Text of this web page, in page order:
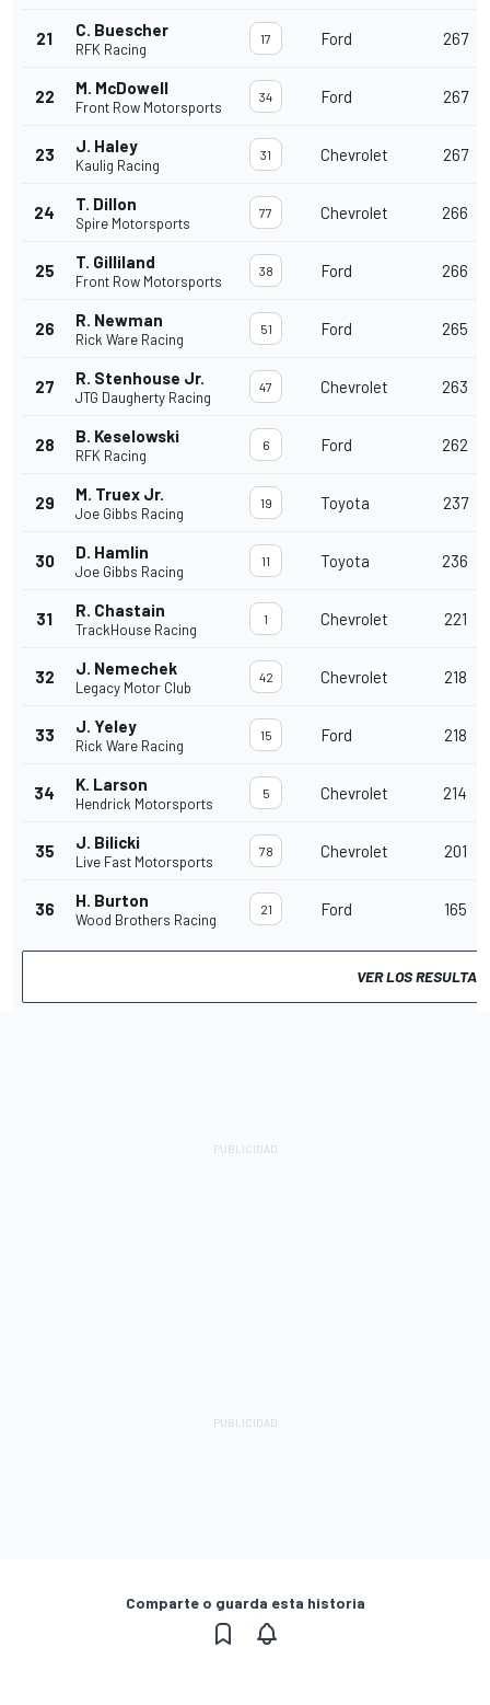
21 C. Buescher
RFK Racing
17 Ford 267
22 M. McDowell
Front Row Motorsports
34 Ford 267
23 J. Haley
Kaulig Racing
31 Chevrolet 267
24 T. Dillon
Spire Motorsports
77 Chevrolet 266
25 T. Gilliland
Front Row Motorsports
38 Ford 266
26 R. Newman
Rick Ware Racing
51 Ford 265
27 R. Stenhouse Jr.
JTG Daugherty Racing
47 Chevrolet 263
28 B. Keselowski
RFK Racing
6 Ford 262
29 M. Truex Jr.
Joe Gibbs Racing
19 Toyota 237
30 D. Hamlin
Joe Gibbs Racing
11 Toyota 236
31 R. Chastain
TrackHouse Racing
1 Chevrolet 221
32 J. Nemechek
Legacy Motor Club
42 Chevrolet 218
33 J. Yeley
Rick Ware Racing
15 Ford 218
34 K. Larson
Hendrick Motorsports
5 Chevrolet 214
35 J. Bilicki
Live Fast Motorsports
78 Chevrolet 201
36 H. Burton
Wood Brothers Racing
21 Ford 165
VER LOS
Comparte o guarda esta historia